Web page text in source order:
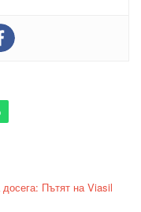
досега: Пътят на Viasil